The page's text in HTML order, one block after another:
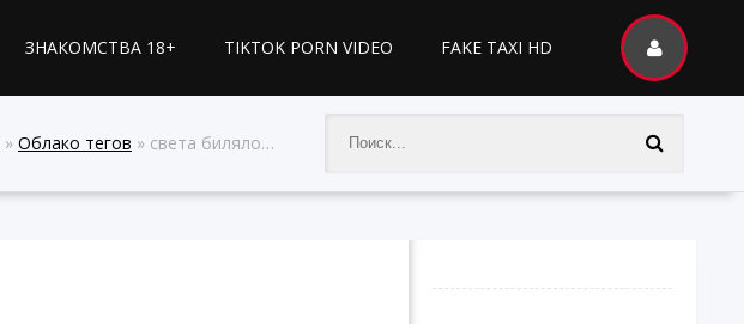
ЗНАКОМСТВА 18+ TIKTOK PORN VIDEO FAKE TAXI HD
» Облако тегов » света билялова порно